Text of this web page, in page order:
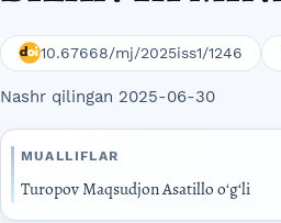
10.67668/mj/2025iss1/1246
Nashr qilingan 2025-06-30
MUALLIFLAR
Turopov Maqsudjon Asatillo oʻgʻli